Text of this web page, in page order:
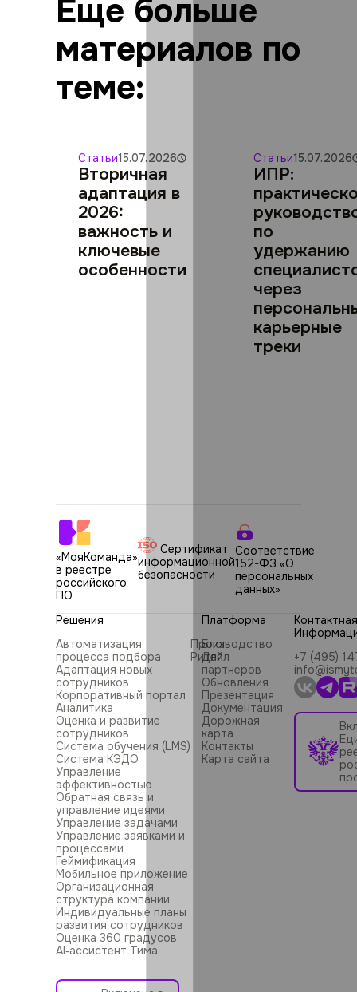
Еще больше
материалов по
теме:
Статьи15.07.2026
Вторичная
адаптация в
2026:
важность и
ключевые
особенности
Статьи15.07.2026
ИПР:
по
удержанию
через
карьерные
треки
«МояКоманда»
в реестре
российского
ПО
Сертификат
информационной
безопасности
Соответствие
152-ФЗ «О
персональных
данных»
Решения
Автоматизация
процесса подбора
Адаптация новых
сотрудников
Корпоративный портал
Аналитика
Оценка и развитие
сотрудников
Система обучения (LMS)
Система КЭДО
Управление
эффективностью
Обратная связь и
управление идеями
Управление задачами
Управление заявками и
процессами
Геймификация
Мобильное приложение
Организационная
структура компании
Индивидуальные планы
развития сотрудников
Оценка 360 градусов
AI‑ассистент Тима
Производство
Ритейл
Платформа
Блог
Для
партнеров
Обновления
Презентация
Документация
Дорожная
карта
Контакты
Карта сайта
Контактная
+7 (495)